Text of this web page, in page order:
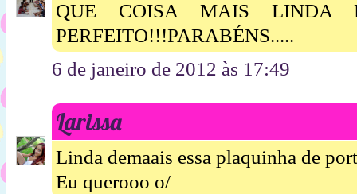
QUE COISA MAIS LINDA
PERFEITO!!!PARABÉNS.....
6 de janeiro de 2012 às 17:49
Larissa
Linda demaais essa plaquinha de
Eu querooo o/